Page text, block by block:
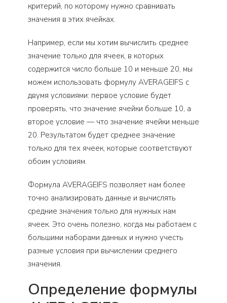
критерий, по которому нужно сравнивать
значения в этих ячейках.
Например, если мы хотим вычислить среднее
значение только для ячеек, в которых
содержится число больше 10 и меньше 20, мы
можем использовать формулу AVERAGEIFS с
двумя условиями: первое условие будет
проверять, что значение ячейки больше 10, а
второе условие — что значение ячейки меньше
20. Результатом будет среднее значение
только для тех ячеек, которые соответствуют
обоим условиям.
Формула AVERAGEIFS позволяет нам более
точно анализировать данные и вычислять
средние значения только для нужных нам
ячеек. Это очень полезно, когда мы работаем с
большими наборами данных и нужно учесть
разные условия при вычислении среднего
значения.
Определение формулы